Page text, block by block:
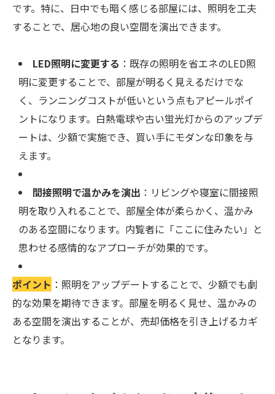
です。特に、日中でも暗く感じる部屋には、照明を工夫
することで、居心地の良い空間を演出できます。
LED照明に変更する ：既存の照明を省エネのLED照
明に変更することで、部屋が明るく見えるだけでな
く、ランニングコストが低いという点もアピールポイ
ントになります。白熱電球や古い蛍光灯からのアップデ
ートは、少額で実施でき、買い手にモダンな印象を与
えます。
間接照明で温かみを演出 ：リビングや寝室に間接照
明を取り入れることで、部屋全体が柔らかく、温かみ
のある空間になります。内覧者に「ここに住みたい」と
思わせる感情的なアプローチが効果的です。
ポイント ：照明をアップデートすることで、少額でも劇
的な効果を期待できます。部屋を明るく見せ、温かみの
ある空間を演出することが、売却価格を引き上げるカギ
となります。